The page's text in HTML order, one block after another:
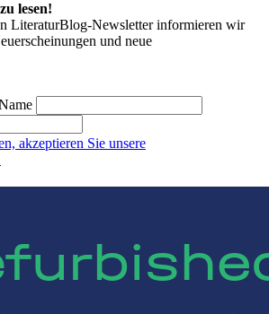
lesen!
LiteraturBlog-Newsletter informieren wir
und neue
akzeptieren Sie unsere